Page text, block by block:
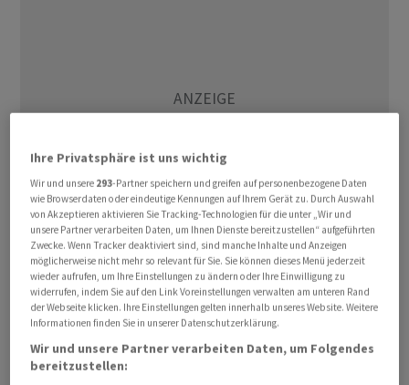
Mit den neuen Massnahmen will die EU offenbar ein
Schlupfloch schliessen. Die EU erhebt seit Mitte 2024
Ausgleichszölle gegen subventionierte chinesische
Vollelektro-Autos (BEV - battery electric vehicles).
Seitdem sind viele chinesische Hersteller dazu
Ihre Privatsphäre ist uns wichtig
Wir und unsere 293-Partner speichern und greifen auf personenbezogene Daten
wie Browserdaten oder eindeutige Kennungen auf Ihrem Gerät zu. Durch Auswahl
von Akzeptieren aktivieren Sie Tracking-Technologien für die unter „Wir und
unsere Partner verarbeiten Daten, um Ihnen Dienste bereitzustellen“ aufgeführten
Zwecke. Wenn Tracker deaktiviert sind, sind manche Inhalte und Anzeigen
möglicherweise nicht mehr so relevant für Sie. Sie können dieses Menü jederzeit
wieder aufrufen, um Ihre Einstellungen zu ändern oder Ihre Einwilligung zu
widerrufen, indem Sie auf den Link Voreinstellungen verwalten am unteren Rand
der Webseite klicken. Ihre Einstellungen gelten innerhalb unseres Website. Weitere
Informationen finden Sie in unserer Datenschutzerklärung.
Wir und unsere Partner verarbeiten Daten, um Folgendes
bereitzustellen: